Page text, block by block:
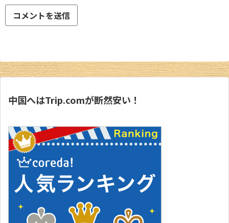
中国へはTrip.comが断然安い！